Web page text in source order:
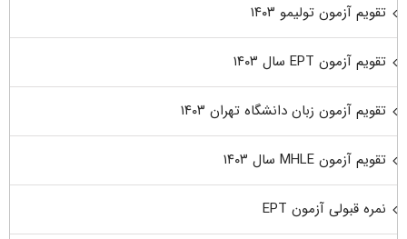
تقویم آزمون تولیمو ۱۴۰۳
تقویم آزمون EPT سال ۱۴۰۳
تقویم آزمون زبان دانشگاه تهران ۱۴۰۳
تقویم آزمون MHLE سال ۱۴۰۳
نمره قبولی آزمون EPT